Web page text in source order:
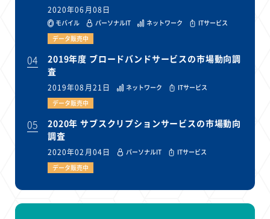
2020年06月08日
モバイル パーソナルIT ネットワーク
ITサービス
データ販売中
04
2019年度 ブロードバンドサービスの市場動向調
査
2019年08月21日 ネットワーク
ITサービス
データ販売中
05
2020年 サブスクリプションサービスの市場動向
調査
2020年02月04日 パーソナルIT
ITサービス
データ販売中